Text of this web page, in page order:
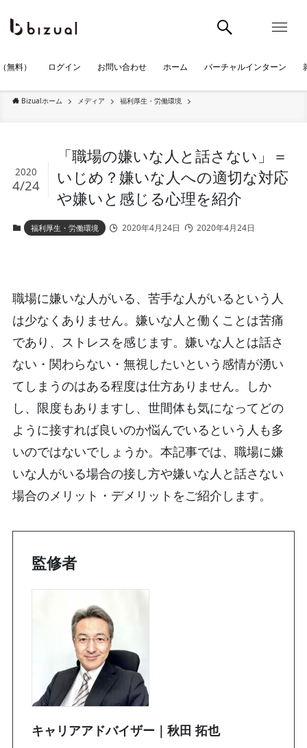
無料） ログイン お問い合わせ ホーム バーチャルインターン
Bizualホーム メディア 福利厚生・労働環境
「職場の嫌いな人と話さない」＝
いじめ？嫌いな人への適切な対応
や嫌いと感じる心理を紹介
2020
4/24
福利厚生・労働環境 2020年4月24日 2020年4月24日
職場に嫌いな人がいる、苦手な人がいるという人
は少なくありません。嫌いな人と働くことは苦痛
であり、ストレスを感じます。嫌いな人とは話さ
ない・関わらない・無視したいという感情が湧い
てしまうのはある程度は仕方ありません。しか
し、限度もありますし、世間体も気になってどの
ように接すれば良いのか悩んでいるという人も多
いのではないでしょうか。本記事では、職場に嫌
いな人がいる場合の接し方や嫌いな人と話さない
場合のメリット・デメリットをご紹介します。
監修者
キャリアアドバイザー｜秋田 拓也